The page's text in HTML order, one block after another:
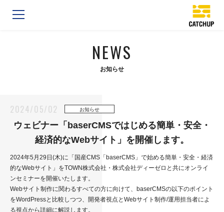
NEWS
お知らせ
2024/05/02 お知らせ
ウェビナー「baserCMSではじめる簡単・安全・
経済的なWebサイト」を開催します。
2024年5月29日(木)に「国産CMS「baserCMS」で始める簡単・安全・経済
的なWebサイト」をTOWN株式会社・株式会社ディーゼロと共にオンライ
ンセミナーを開催いたします。
Webサイト制作に関わるすべての方に向けて、baserCMSの以下のポイント
をWordPressと比較しつつ、開発者視点とWebサイト制作/運用担当者によ
る視点から詳細に解説します。